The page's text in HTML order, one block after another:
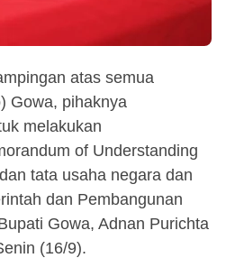
atas semua
Gowa, pihaknya
melakukan
of Understanding
tata usaha negara dan
dan Pembangunan
Gowa, Adnan Purichta
(16/9).